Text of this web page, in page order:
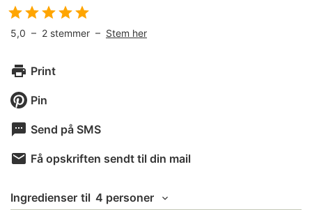
5,0 – 2 stemmer – Stem her
Print
Pin
Send på SMS
Få opskriften sendt til din mail
Ingredienser til 4 personer